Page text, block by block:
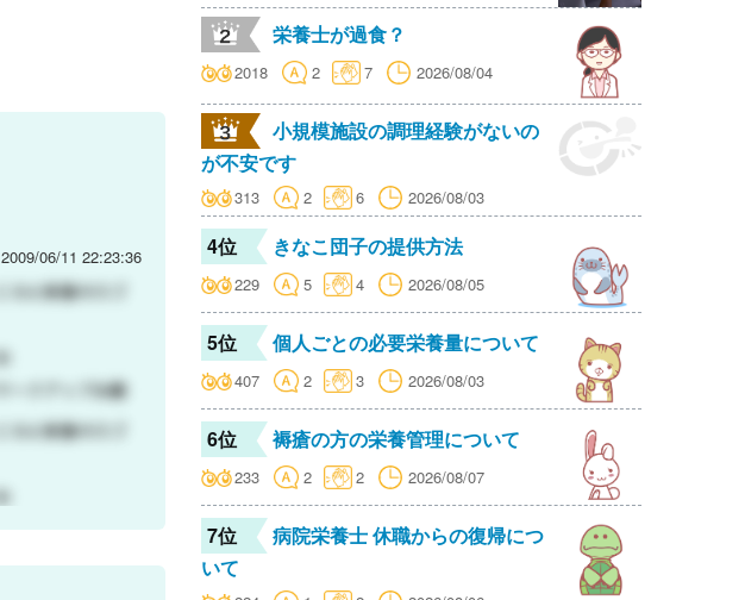
2009/06/11 22:23:36
栄養士が過食？
2018 2 7 2026/08/04
小規模施設の調理経験がないの
が不安です
313 2 6 2026/08/03
4位 きなこ団子の提供方法
229 5 4 2026/08/05
5位 個人ごとの必要栄養量について
407 2 3 2026/08/03
6位 褥瘡の方の栄養管理について
233 2 2 2026/08/07
7位
病院栄養士 休職からの復帰につ
いて